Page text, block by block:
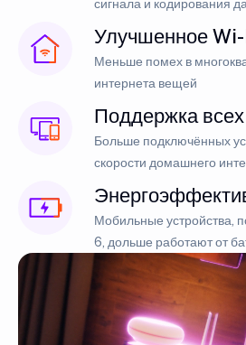
сигнала и кодирования
Улучшенное
Меньше помех в
интернета вещей
Поддержка всех
Больше подключённых
скорости домашнего
Мобильные устройства,
6, дольше работают от